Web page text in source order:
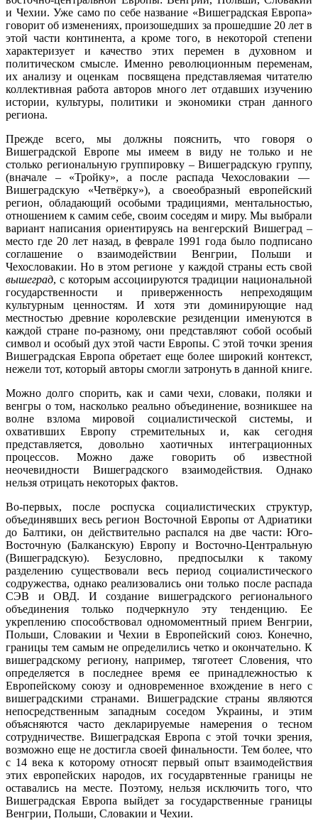
и Чехии. Уже само по себе название «Вишеградская Европа»
говорит об изменениях, произошедших за прошедшие 20 лет в
этой части континента, а кроме того, в некоторой степени
характеризует и качество этих перемен в духовном и
политическом смысле. Именно революционным переменам,
их анализу и оценкам посвящена представляемая читателю
коллективная работа авторов много лет отдавших изучению
истории, культуры, политики и экономики стран данного
региона.
Прежде всего, мы должны пояснить, что говоря о
Вишеградской Европе мы имеем в виду не только и не
столько региональную группировку – Вишеградскую группу,
(вначале – «Тройку», а после распада Чехословакии —
Вишеградскую «Четвёрку»), а своеобразный европейский
регион, обладающий особыми традициями, ментальностью,
отношением к самим себе, своим соседям и миру. Мы выбрали
вариант написания ориентируясь на венгерский Вишеград –
место где 20 лет назад, в феврале 1991 года было подписано
соглашение о взаимодействии Венгрии, Польши и
Чехословакии. Но в этом регионе у каждой страны есть свой
вышеград, с которым ассоциируются традиции национальной
государственности и приверженность непреходящим
культурным ценностям. И хотя эти доминирующие над
местностью древние королевские резиденции именуются в
каждой стране по-разному, они представляют собой особый
символ и особый дух этой части Европы. С этой точки зрения
Вишеградская Европа обретает еще более широкий контекст,
нежели тот, который авторы смогли затронуть в данной книге.
Можно долго спорить, как и сами чехи, словаки, поляки и
венгры о том, насколько реально объединение, возникшее на
волне взлома мировой социалистической системы, и
охвативших Европу стремительных и, как сегодня
представляется, довольно хаотичных интеграционных
процессов. Можно даже говорить об известной
неочевидности Вишеградского взаимодействия. Однако
нельзя отрицать некоторых фактов.
Во-первых, после роспуска социалистических структур,
объединявших весь регион Восточной Европы от Адриатики
до Балтики, он действительно распался на две части: Юго-
Восточную (Балканскую) Европу и Восточно-Центральную
(Вишеградскую). Безусловно, предпосылки к такому
разделению существовали весь период социалистического
содружества, однако реализовались они только после распада
СЭВ и ОВД. И создание вишеградского регионального
объединения только подчеркнуло эту тенденцию. Ее
укреплению способствовал одномоментный прием Венгрии,
Польши, Словакии и Чехии в Европейский союз. Конечно,
границы тем самым не определились четко и окончательно. К
вишеградскому региону, например, тяготеет Словения, что
определяется в последнее время ее принадлежностью к
Европейскому союзу и одновременное вхождение в него с
вишеградскими странами. Вишеградские страны являются
непосредственным западным соседом Украины, и этим
объясняются часто декларируемые намерения о тесном
сотрудничестве. Вишеградская Европа с этой точки зрения,
возможно еще не достигла своей финальности. Тем более, что
с 14 века к которому относят первый опыт взаимодействия
этих европейских народов, их государвтенные границы не
оставались на месте. Поэтому, нельзя исключить того, что
Вишеградская Европа выйдет за государственные границы
Венгрии, Польши, Словакии и Чехии.